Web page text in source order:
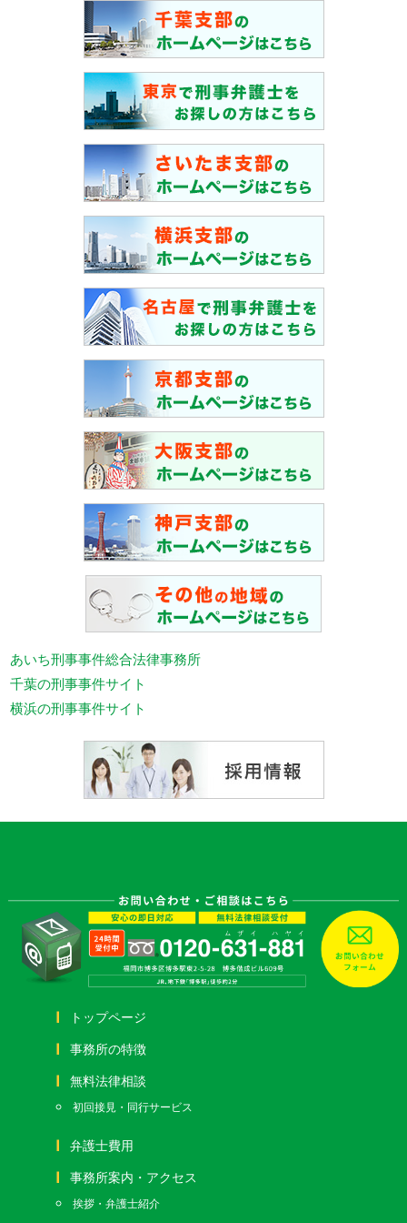
あいち刑事事件総合法律事務所
千葉の刑事事件サイト
横浜の刑事事件サイト
トップページ
事務所の特徴
無料法律相談
初回接見・同行サービス
弁護士費用
事務所案内・アクセス
挨拶・弁護士紹介